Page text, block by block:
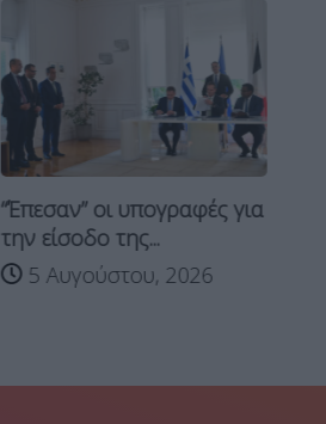
“Έπεσαν” οι υπογραφές για
την είσοδο της...
5 Αυγούστου, 2026